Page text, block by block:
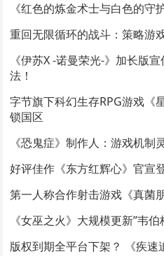
《红色的炼金术士与白色的守
重回无限循环的战斗：策略游
《伊苏X -诺曼荣光-》加长版
法！
字节旗下科幻生存RPG游戏《
锁国区
《恐鬼症》制作人：游戏机制
好评佳作《东方红辉心》官宣
第一人称合作射击游戏《真菌
《女巫之火》大规模更新”韦
版权到期全平台下架？ 《疾速